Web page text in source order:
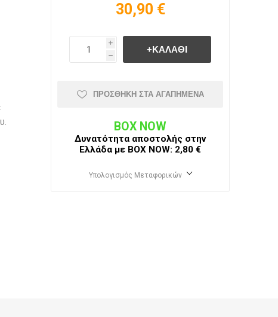
30,90 €
i
h
ΠΡΟΣΘΉΚΗ ΣΤΑ ΑΓΑΠΗΜΈΝΑ
BOX NOW
Δυνατότητα αποστολής στην
Ελλάδα με BΟΧ ΝOW: 2,80 €
Υπολογισμός Μεταφορικών